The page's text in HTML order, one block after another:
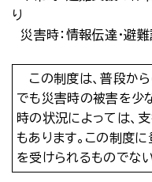
り
災害時：情報伝達・避
この制度は、普段から
でも災害時の被害を少
時の状況によっては、
もあります。この制度
を受けられるものでな